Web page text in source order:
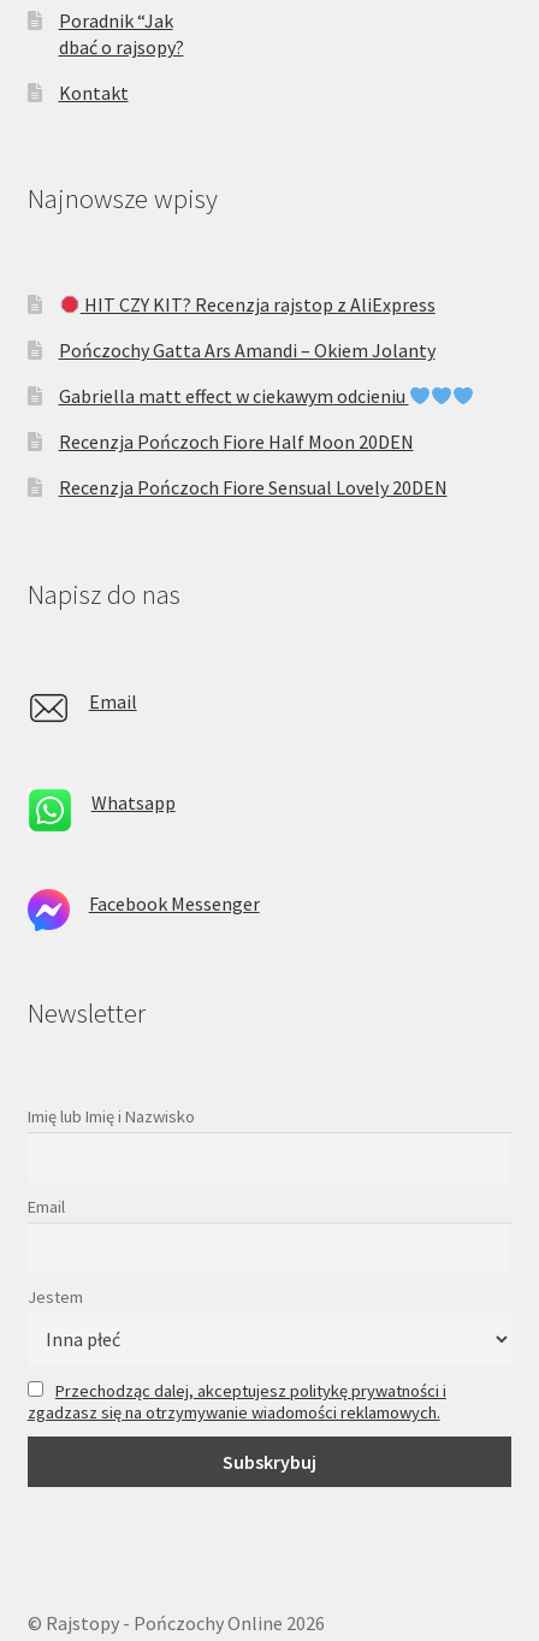
Poradnik “Jak
dbać o rajsopy?
Kontakt
Najnowsze wpisy
HIT CZY KIT? Recenzja rajstop z AliExpress
Pończochy Gatta Ars Amandi – Okiem Jolanty
Gabriella matt effect w ciekawym odcieniu
Recenzja Pończoch Fiore Half Moon 20DEN
Recenzja Pończoch Fiore Sensual Lovely 20DEN
Napisz do nas
Email
Whatsapp
Facebook Messenger
Newsletter
Imię lub Imię i Nazwisko
Email
Jestem
Przechodząc dalej, akceptujesz politykę prywatności i
zgadzasz się na otrzymywanie wiadomości reklamowych.
© Rajstopy - Pończochy Online 2026